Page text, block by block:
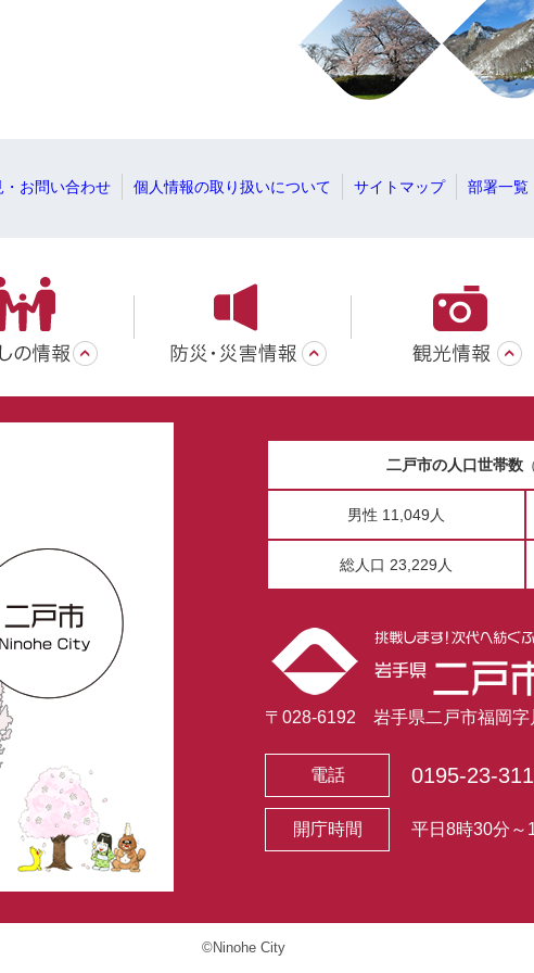
・お問い合わせ 個人情報の取り扱いについて サイトマップ 部署一覧
二戸市の人口世帯数
男性 11,049人
総人口 23,229人
〒028-6192 岩手県二戸市福岡字
電話 0195-23-
開庁時間 平日8時30分～
©Ninohe City